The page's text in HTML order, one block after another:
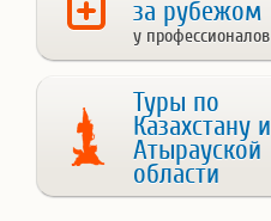
за рубежом
у профессионалов
Туры по
Казахстану и
Атырауской
области